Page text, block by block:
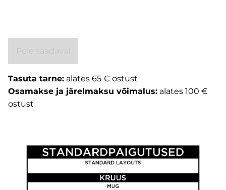
Tasuta tarne: alates 65 € ostust
Osamakse ja järelmaksu võimalus: alates 100 €
ostust